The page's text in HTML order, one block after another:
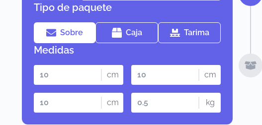
Tipo de paquete
Sobre Caja Tarima
Medidas
cm cm
cm kg